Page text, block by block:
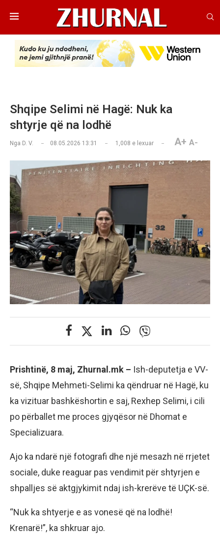
Shqipe Selimi në Hagë: Nuk ka
shtyrje që na lodhë
Nga D. V. 08.05.2026 13:31 1,008 e lexuar A+ A-
Prishtinë, 8 maj, Zhurnal.mk – Ish-deputetja e VV-
së, Shqipe Mehmeti-Selimi ka qëndruar në Hagë, ku
ka vizituar bashkëshortin e saj, Rexhep Selimi, i cili
po përballet me proces gjyqësor në Dhomat e
Specializuara.
Ajo ka ndarë një fotografi dhe një mesazh në rrjetet
sociale, duke reaguar pas vendimit për shtyrjen e
shpalljes së aktgjykimit ndaj ish-krerëve të UÇK-së.
“Nuk ka shtyerje e as vonesë që na lodhë!
Krenarë!”, ka shkruar ajo.